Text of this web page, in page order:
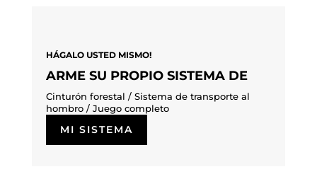
HÁGALO USTED MISMO!
ARME SU PROPIO SISTEMA DE
Cinturón forestal / Sistema de transporte al
hombro / Juego completo
MI SISTEMA